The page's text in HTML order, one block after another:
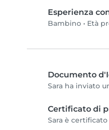
Esperienza
Bambino • Età
Documento
Sara ha inviato
Certificato di
Sara è